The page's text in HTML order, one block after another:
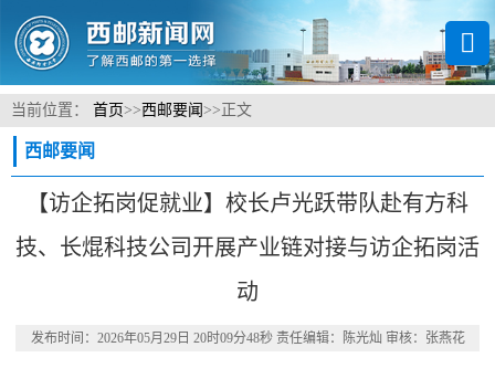
当前位置： 首页>>西邮要闻 >> 正文
西邮要闻
【访企拓岗促就业】校长卢光跃带队赴有方科
技、长焜科技公司开展产业链对接与访企拓岗活
动
发布时间：2026年05月29日 20时09分48秒 责任编辑：陈光灿 审核：张燕花